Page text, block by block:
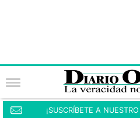
¡SUSCRÍBETE A